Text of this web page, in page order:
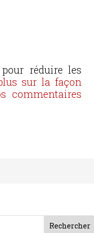
réduire les
sur la façon
commentaires